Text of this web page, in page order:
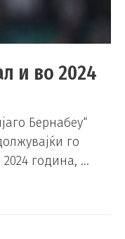
и во 2024
Бернабеу“
го
година, …